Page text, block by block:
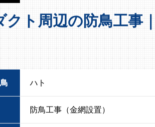
クト周辺の防鳥工事
ハト
防鳥工事（金網設置）